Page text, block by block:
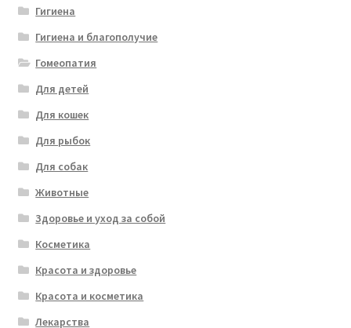
Гигиена
Гигиена и благополучие
Гомеопатия
Для детей
Для кошек
Для рыбок
Для собак
Животные
Здоровье и уход за собой
Косметика
Красота и здоровье
Красота и косметика
Лекарства